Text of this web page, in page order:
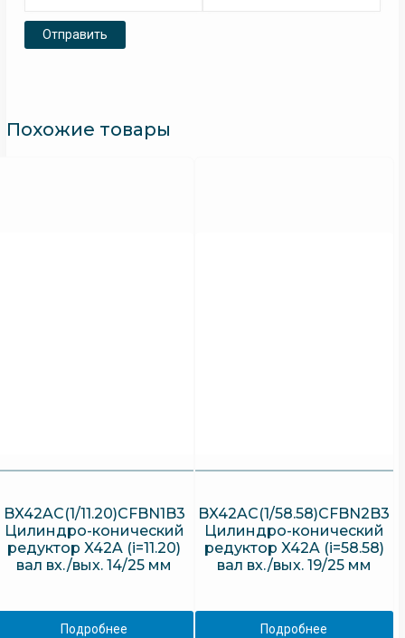
Похожие товары
BX42AC(1/11.20)CFBN1B3
Цилиндро-конический
редуктор X42A (i=11.20)
вал вх./вых. 14/25 мм
Подробнее
BX42AC(1/58.58)CFBN2B3
Цилиндро-конический
редуктор X42A (i=58.58)
вал вх./вых. 19/25 мм
Подробнее